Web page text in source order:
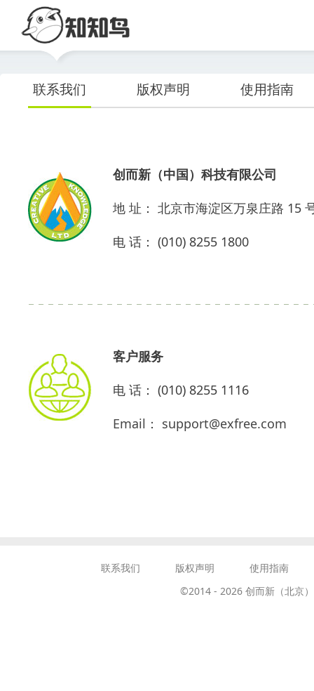
联系我们 版权声明 使用指南
创而新（中国）科技有限公司
地 址： 北京市海淀区万泉庄路 15
电 话： (010) 8255 1800
客户服务
电 话： (010) 8255 1116
Email： support@exfree.com
联系我们 版权声明
使用指南
©2014 - 2026 创而新（北京